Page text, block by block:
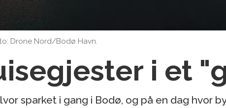
Drone Nord/Bodø Havn.
i et
sparket i gang i Bodø, og på en dag hvor